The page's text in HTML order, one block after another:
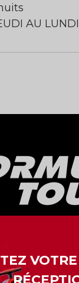
AU LUNDI
Prix de